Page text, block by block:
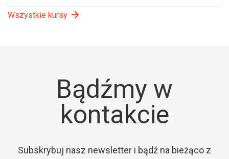
Wszystkie kursy
Bądźmy w
kontakcie
Subskrybuj nasz newsletter i bądź na bieżąco z